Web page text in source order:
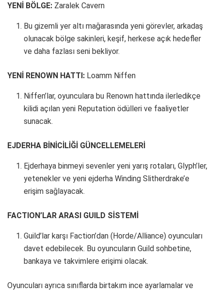
YENİ BÖLGE: Zaralek Cavern
Bu gizemli yer altı mağarasında yeni görevler, arkadaş
olunacak bölge sakinleri, keşif, herkese açık hedefler
ve daha fazlası seni bekliyor.
YENİ RENOWN HATTI: Loamm Niffen
Niffen’lar, oyunculara bu Renown hattında ilerledikçe
kilidi açılan yeni Reputation ödülleri ve faaliyetler
sunacak.
EJDERHA BİNİCİLİĞİ GÜNCELLEMELERİ
Ejderhaya binmeyi sevenler yeni yarış rotaları, Glyph’ler,
yetenekler ve yeni ejderha Winding Slitherdrake’e
erişim sağlayacak.
FACTION’LAR ARASI GUILD SİSTEMİ
Guild’lar karşı Faction’dan (Horde/Alliance) oyuncuları
davet edebilecek. Bu oyuncuların Guild sohbetine,
bankaya ve takvimlere erişimi olacak.
Oyuncuları ayrıca sınıflarda birtakım ince ayarlamalar ve